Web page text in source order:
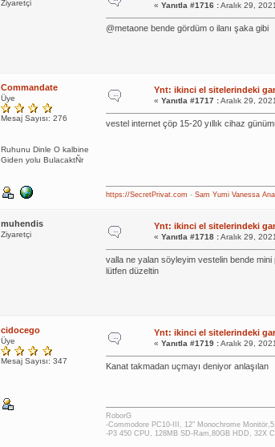
Ziyaretçi « Yanıtla #1716 :Aralık 29,
@metaone bende gördüm o ilanı şaka gibi
Commandate
Üye
Mesaj Sayısı: 276
Ruhunu Dinle O kalbine
Giden yolu BulacaktÑr
Ynt: ikinci el sitelerindeki
« Yanıtla #1717 :Aralık 29,
vestel internet çöp 15-20 yıllık cihaz
https://SecretPrivat.com - Sam Yumi Vanessa
muhendis
Ziyaretçi
Ynt: ikinci el sitelerindeki
« Yanıtla #1718 :Aralık 29,
valla ne yalan söyleyim vestelin bende
lütfen düzeltin
cidocego
Üye
Mesaj Sayısı: 347
Ynt: ikinci el sitelerindeki
« Yanıtla #1719 :Aralık 29,
Kanat takmadan uçmayı deniyor anlaşılan
RoborG
-Commodore PC10-III, 12" Monochrome
-P3 450 CPU, 128MB SD-Ram,80GB HDD, 32X